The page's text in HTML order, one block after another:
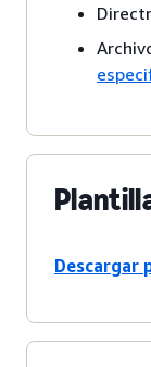
Descargar